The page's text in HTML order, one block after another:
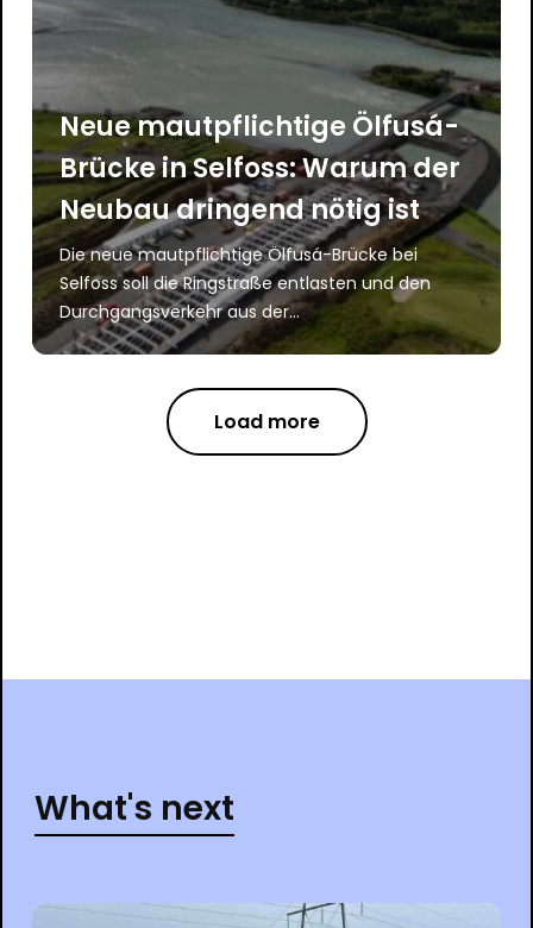
Neue mautpflichtige Ölfusá-
Brücke in Selfoss: Warum der
Neubau dringend nötig ist
Die neue mautpflichtige Ölfusá-Brücke bei
Selfoss soll die Ringstraße entlasten und den
Durchgangsverkehr aus der...
Load more
What's next